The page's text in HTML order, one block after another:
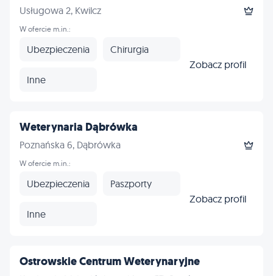
Usługowa 2, Kwilcz
W ofercie m.in.:
Ubezpieczenia Chirurgia
Inne
Zobacz profil
Weterynaria Dąbrówka
Poznańska 6, Dąbrówka
W ofercie m.in.:
Ubezpieczenia Paszporty
Inne
Zobacz profil
Ostrowskie Centrum Weterynaryjne